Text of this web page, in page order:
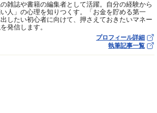
雑誌や書籍の編集者として活躍。自分の経験から
い人」の心理を知りつくす。「お金を貯める第一
したい初心者に向けて、押さえておきたいマネー
発信します。
プロフィール詳細
執筆記事一覧